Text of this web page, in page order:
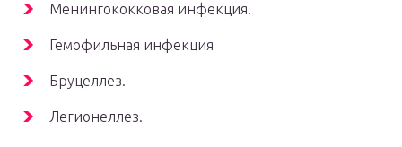
Менингококковая инфекция.
Гемофильная инфекция
Бруцеллез.
Легионеллез.